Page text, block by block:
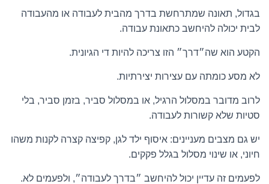
בגדול, תאונה שמתרחשת בדרך מהבית לעבודה או מהעבודה
לבית יכולה להיחשב כתאונת עבודה.
הקטע הוא שה״דרך״ הזו צריכה להיות די הגיונית.
לא מסע כומתה עם עצירות יצירתיות.
לרוב מדובר במסלול הרגיל, או במסלול סביר, בזמן סביר, בלי
סטיות שלא קשורות לעבודה.
יש גם מצבים מעניינים: איסוף ילד לגן, קפיצה קצרה לקנות משהו
חיוני, או שינוי מסלול בגלל פקקים.
לפעמים זה עדיין יכול להיחשב ״בדרך לעבודה״, ולפעמים לא.